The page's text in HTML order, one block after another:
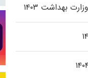
بهداشت ۱۴۰۳